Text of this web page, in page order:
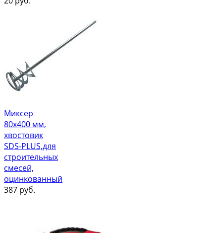
Миксер
80х400 мм,
хвостовик
SDS-PLUS,для
строительных
смесей,
оцинкованный
387 руб.